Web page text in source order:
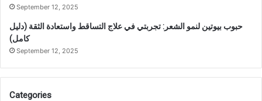
September 12, 2025
حبوب بيوتين لنمو الشعر: تجربتي في علاج التساقط واستعادة الثقة (دليل
كامل)
September 12, 2025
Categories